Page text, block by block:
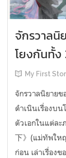
จักรวาลนิ
โยงกันทั้ง
My First
จักรวาลนิยายข
ดำเนินเรื่องบน
ตัวเอกในแต่ละ
下》(แม่ทัพให
ก่อน เล่าเรื่อง